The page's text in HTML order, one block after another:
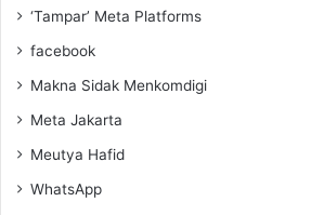
‘Tampar’ Meta Platforms
facebook
Makna Sidak Menkomdigi
Meta Jakarta
Meutya Hafid
WhatsApp